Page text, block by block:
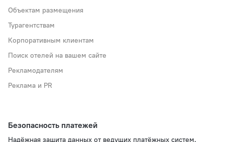
Объектам размещения
Турагентствам
Корпоративным клиентам
Поиск отелей на вашем сайте
Рекламодателям
Реклама и PR
Безопасность платежей
Надёжная защита данных от ведущих платёжных систем.